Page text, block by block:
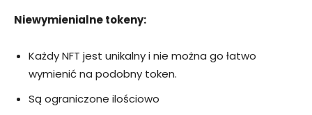
Niewymienialne tokeny:
Każdy NFT jest unikalny i nie można go łatwo
wymienić na podobny token.
Są ograniczone ilościowo